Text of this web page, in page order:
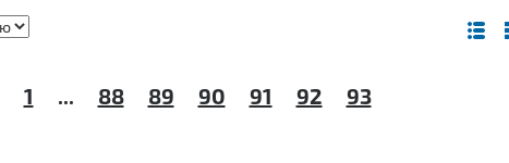
1 ... 88 89 90 91 92 93